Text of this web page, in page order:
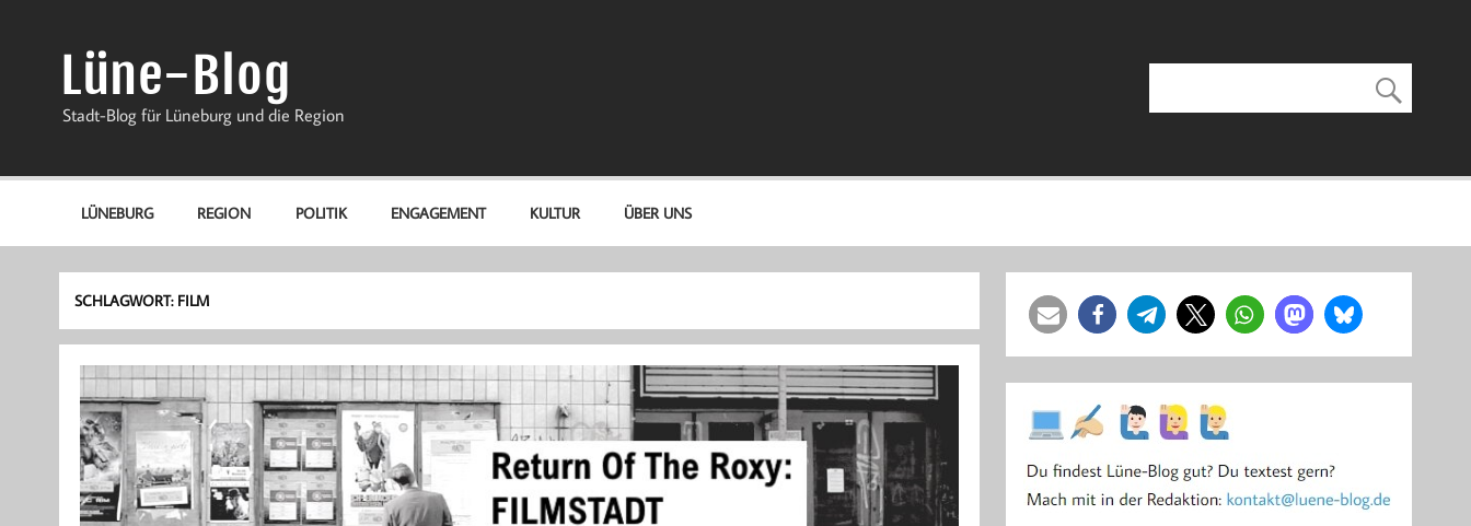
Lüne-Blog
Stadt-Blog für Lüneburg und die Region
LÜNEBURG REGION POLITIK ENGAGEMENT KULTUR ÜBER UNS
SCHLAGWORT: FILM